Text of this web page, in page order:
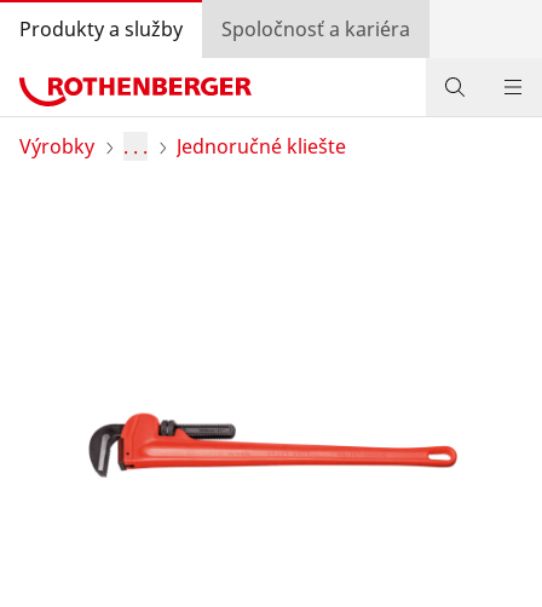
Produkty a služby Spoločnosť a kariéra
Produkty
Prihlásiť sa
Výrobky . . . Jednoručné kliešte